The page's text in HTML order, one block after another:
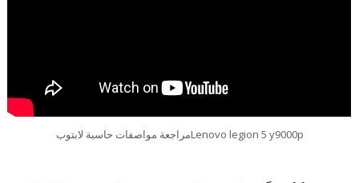
Lenovo legion 5 y9000pمراجعة مواصفات حاسبة لابتوب